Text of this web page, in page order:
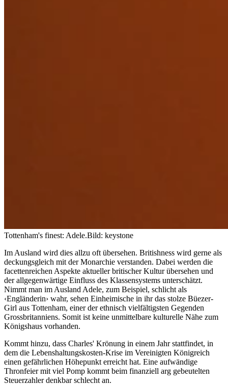
Tottenham's finest: Adele.Bild: keystone
Im Ausland wird dies allzu oft übersehen. Britishness wird gerne als
deckungsgleich mit der Monarchie verstanden. Dabei werden die
facettenreichen Aspekte aktueller britischer Kultur übersehen und
der allgegenwärtige Einfluss des Klassensystems unterschätzt.
Nimmt man im Ausland Adele, zum Beispiel, schlicht als
‹Engländerin› wahr, sehen Einheimische in ihr das stolze Büezer-
Girl aus Tottenham, einer der ethnisch vielfältigsten Gegenden
Grossbritanniens. Somit ist keine unmittelbare kulturelle Nähe zum
Königshaus vorhanden.
Kommt hinzu, dass Charles' Krönung in einem Jahr stattfindet, in
dem die Lebenshaltungskosten-Krise im Vereinigten Königreich
einen gefährlichen Höhepunkt erreicht hat. Eine aufwändige
Thronfeier mit viel Pomp kommt beim finanziell arg gebeutelten
Steuerzahler denkbar schlecht an.